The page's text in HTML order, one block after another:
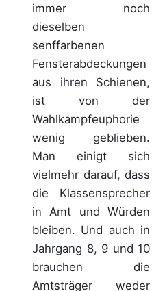
immer noch
dieselben
senffarbenen
Fensterabdeckungen
aus ihren Schienen,
ist von der
Wahlkampfeuphorie
wenig geblieben.
Man einigt sich
vielmehr darauf, dass
die Klassensprecher
in Amt und Würden
bleiben. Und auch in
Jahrgang 8, 9 und 10
brauchen die
Amtsträger weder